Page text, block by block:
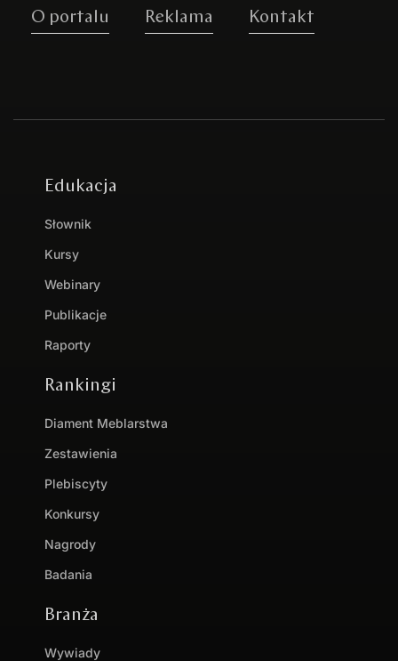
O portalu Reklama Kontakt
Edukacja
Słownik
Kursy
Webinary
Publikacje
Raporty
Rankingi
Diament Meblarstwa
Zestawienia
Plebiscyty
Konkursy
Nagrody
Badania
Branża
Wywiady